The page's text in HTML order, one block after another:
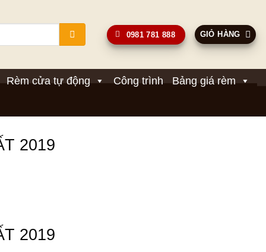
0981 781 888 GIỎ HÀNG
Rèm cửa tự động Công trình
Bảng giá rèm
2019
2019